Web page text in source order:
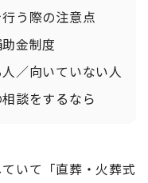
う際の注意点
金制度
／向いていない人
談をするなら
いて「直葬・火葬式